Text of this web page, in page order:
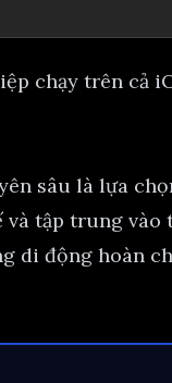
chạy trên cả
sâu là lựa
tập trung vào
di động hoàn